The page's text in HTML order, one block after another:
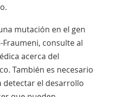
mutación en el gen
consulte al
acerca del
También es necesario
detectar el desarrollo